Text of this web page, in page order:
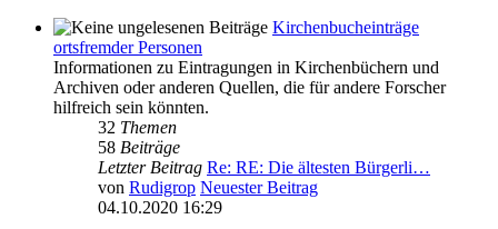
Kirchenbucheinträge
ortsfremder Personen
Informationen zu Eintragungen in Kirchenbüchern und
Archiven oder anderen Quellen, die für andere Forscher
hilfreich sein könnten.
32 Themen
58 Beiträge
Letzter Beitrag Re: RE: Die ältesten Bürgerli…
von Rudigrop Neuester Beitrag
04.10.2020 16:29